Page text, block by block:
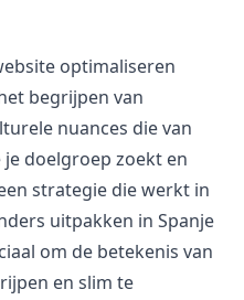
optimaliseren
begrijpen van
nuances die van
doelgroep zoekt en
strategie die werkt in
uitpakken in Spanje
om de betekenis van
en slim te